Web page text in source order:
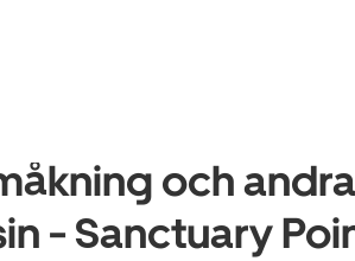
och
- Sanctuary